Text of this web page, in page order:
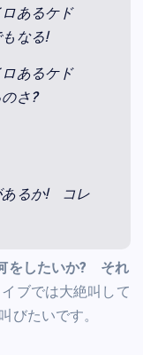
あるケド
なる!
あるケド
さ?
あるか! コレ
をしたいか? それ
ブでは大絶叫して
びたいです。